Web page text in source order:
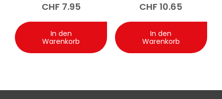
CHF 7.95
In den
Warenkorb
CHF 10.65
In den
Warenkorb